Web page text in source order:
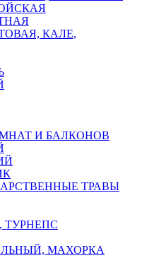
КАЛЕ,
И БАЛКОНОВ
ТРАВЫ
ТУРНЕПС
МАХОРКА